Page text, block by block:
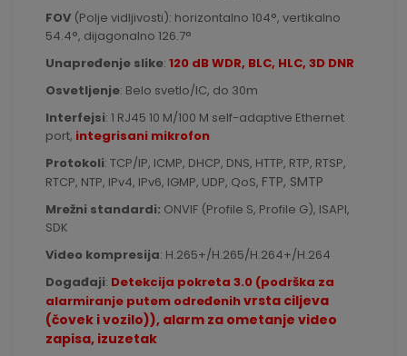
FOV (Polje vidljivosti): horizontalno 104°, vertikalno
54.4°, dijagonalno 126.7°
Unapređenje slike: 120 dB WDR, BLC, HLC, 3D DNR
Osvetljenje: Belo svetlo/IC, do 30m
Interfejsi: 1 RJ45 10 M/100 M self-adaptive Ethernet
port, integrisani mikrofon
Protokoli: TCP/IP, ICMP, DHCP, DNS, HTTP, RTP, RTSP,
RTCP, NTP, IPv4, IPv6, IGMP, UDP, QoS, FTP, SMTP
Mrežni standardi: ONVIF (Profile S, Profile G), ISAPI,
SDK
Video kompresija: H.265+/H.265/H.264+/H.264
Događaji: Detekcija pokreta 3.0 (podrška za
alarmiranje putem određenihvrsta ciljeva
(čovek i vozilo)), alarm za ometanje video
zapisa, izuzetak